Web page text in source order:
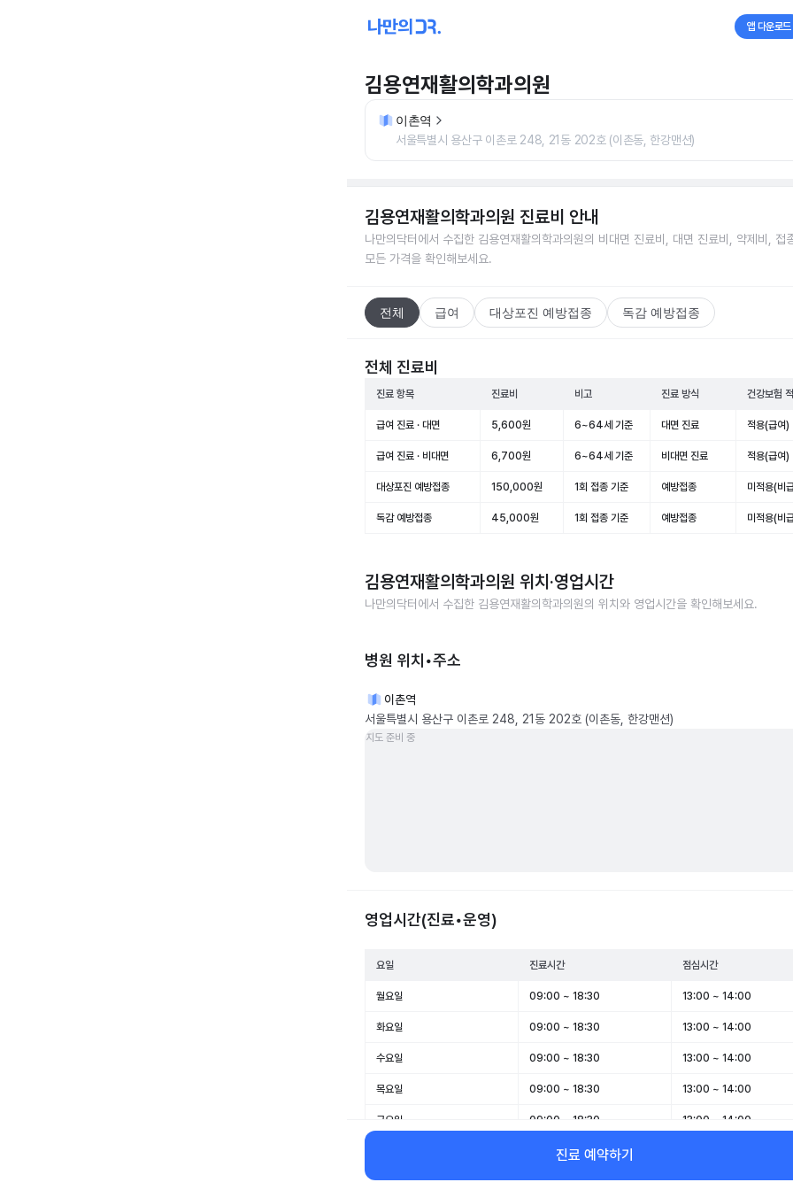
앱 다운로드
김용연재활의학과의원
이촌역
서울특별시 용산구 이촌로 248, 21동 202호 (이촌동, 한강맨션)
김용연재활의학과의원 진료비 안내
나만의닥터에서 수집한 김용연재활의학과의원의 비대면 진료비, 대면 진료비, 약제비, 접
모든 가격을 확인해보세요.
전체 급여 대상포진 예방접종 독감 예방접종
전체 진료비
진료 항목 진료비 비고 진료 방식 건강보험
급여 진료 · 대면 5,600원 6~64세 기준 대면 진료 적용(급여)
급여 진료 · 비대면 6,700원 6~64세 기준 비대면 진료 적용(급여)
대상포진 예방접종 150,000원 1회 접종 기준 예방접종 미적용(비
독감 예방접종 45,000원 1회 접종 기준 예방접종 미적용(비
김용연재활의학과의원 위치·영업시간
나만의닥터에서 수집한 김용연재활의학과의원의 위치와 영업시간을 확인해보세요.
병원 위치•주소
이촌역
서울특별시 용산구 이촌로 248, 21동 202호 (이촌동, 한강맨션)
지도 준비 중
영업시간(진료•운영)
요일 진료시간 점심시간
월요일 09:00 ~ 18:30 13:00 ~ 14:00
화요일 09:00 ~ 18:30 13:00 ~ 14:00
수요일 09:00 ~ 18:30 13:00 ~ 14:00
목요일 09:00 ~ 18:30 13:00 ~ 14:00
금요일 09:00 ~ 18:30 13:00 ~ 14:00
09:00 ~ 13:30
일요일 휴무 -
진료 예약하기